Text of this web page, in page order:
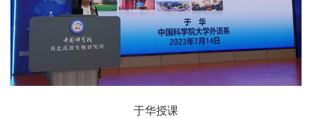
于华授课